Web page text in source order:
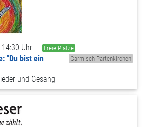
Uhr
Freie Plätze
Garmisch-Partenkirchen
"Du bist ein
und Gesang